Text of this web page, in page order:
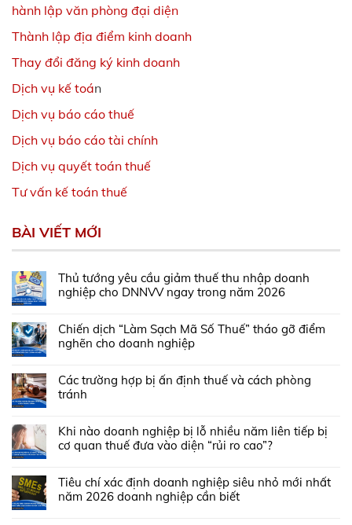
hành lập văn phòng đại diện
Thành lập địa điểm kinh doanh
Thay đổi đăng ký kinh doanh
Dịch vụ kế toán
Dịch vụ báo cáo thuế
Dịch vụ báo cáo tài chính
Dịch vụ quyết toán thuế
Tư vấn kế toán thuế
BÀI VIẾT MỚI
Thủ tướng yêu cầu giảm thuế thu nhập doanh
nghiệp cho DNNVV ngay trong năm 2026
Chiến dịch “Làm Sạch Mã Số Thuế” tháo gỡ điểm
nghẽn cho doanh nghiệp
Các trường hợp bị ấn định thuế và cách phòng
tránh
Khi nào doanh nghiệp bị lỗ nhiều năm liên tiếp bị
cơ quan thuế đưa vào diện “rủi ro cao”?
Tiêu chí xác định doanh nghiệp siêu nhỏ mới nhất
năm 2026 doanh nghiệp cần biết